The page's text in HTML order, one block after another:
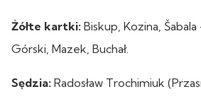
Żółte kartki: Biskup, Kozina,
Górski, Mazek, Buchał.
Sędzia: Radosław Trochimiuk